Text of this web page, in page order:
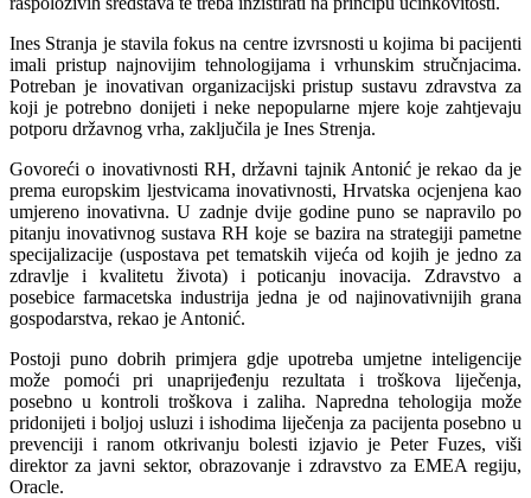
Ines Stranja je stavila fokus na centre izvrsnosti u kojima bi pacijenti
imali pristup najnovijim tehnologijama i vrhunskim stručnjacima.
Potreban je inovativan organizacijski pristup sustavu zdravstva za
koji je potrebno donijeti i neke nepopularne mjere koje zahtjevaju
potporu državnog vrha, zaključila je Ines Strenja.
Govoreći o inovativnosti RH, državni tajnik Antonić je rekao da je
prema europskim ljestvicama inovativnosti, Hrvatska ocjenjena kao
umjereno inovativna. U zadnje dvije godine puno se napravilo po
pitanju inovativnog sustava RH koje se bazira na strategiji pametne
specijalizacije (uspostava pet tematskih vijeća od kojih je jedno za
zdravlje i kvalitetu života) i poticanju inovacija. Zdravstvo a
posebice farmacetska industrija jedna je od najinovativnijih grana
gospodarstva, rekao je Antonić.
Postoji puno dobrih primjera gdje upotreba umjetne inteligencije
može pomoći pri unaprijeđenju rezultata i troškova liječenja,
posebno u kontroli troškova i zaliha. Napredna tehologija može
pridonijeti i boljoj usluzi i ishodima liječenja za pacijenta posebno u
prevenciji i ranom otkrivanju bolesti izjavio je Peter Fuzes, viši
direktor za javni sektor, obrazovanje i zdravstvo za EMEA regiju,
Oracle.